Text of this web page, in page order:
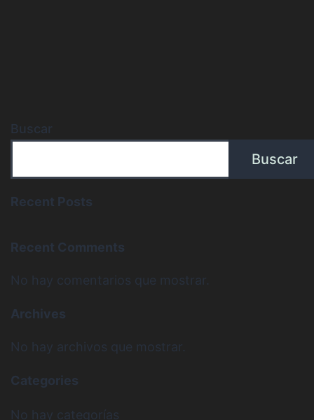
Buscar
Buscar
Recent Posts
Recent Comments
No hay comentarios que mostrar.
Archives
No hay archivos que mostrar.
Categories
No hay categorías